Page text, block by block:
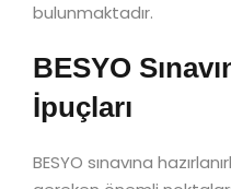
bulunmaktadır.
BESYO
İpuçları
BESYO sınavına